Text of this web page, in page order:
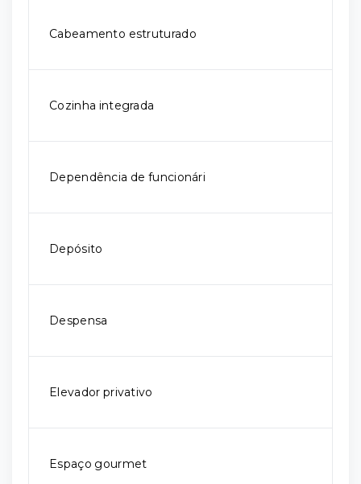
Cabeamento estruturado
Cozinha integrada
Dependência de funcionári
Depósito
Despensa
Elevador privativo
Espaço gourmet